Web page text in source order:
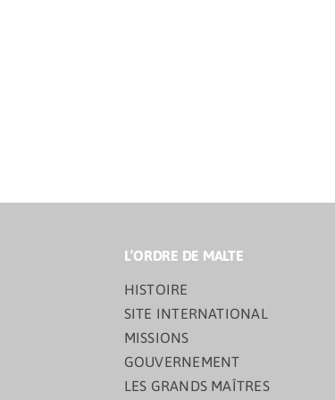
L’ORDRE DE MALTE
HISTOIRE
SITE INTERNATIONAL
MISSIONS
GOUVERNEMENT
LES GRANDS MAÎTRES